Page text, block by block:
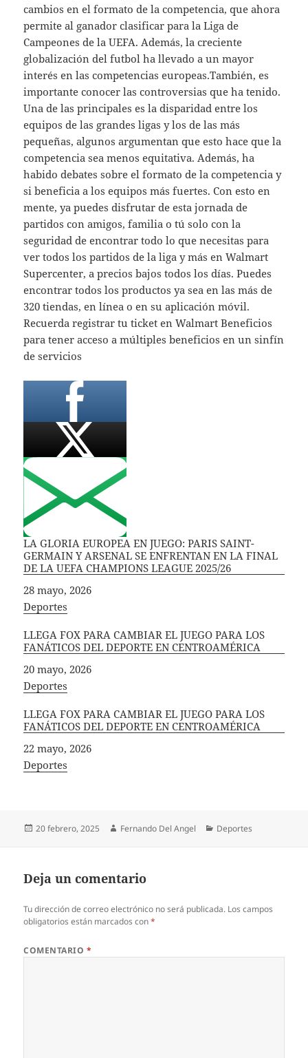
cambios en el formato de la competencia, que ahora
permite al ganador clasificar para la Liga de
Campeones de la UEFA. Además, la creciente
globalización del futbol ha llevado a un mayor
interés en las competencias europeas.También, es
importante conocer las controversias que ha tenido.
Una de las principales es la disparidad entre los
equipos de las grandes ligas y los de las más
pequeñas, algunos argumentan que esto hace que la
competencia sea menos equitativa. Además, ha
habido debates sobre el formato de la competencia y
si beneficia a los equipos más fuertes. Con esto en
mente, ya puedes disfrutar de esta jornada de
partidos con amigos, familia o tú solo con la
seguridad de encontrar todo lo que necesitas para
ver todos los partidos de la liga y más en Walmart
Supercenter, a precios bajos todos los días. Puedes
encontrar todos los productos ya sea en las más de
320 tiendas, en línea o en su aplicación móvil.
Recuerda registrar tu ticket en Walmart Beneficios
para tener acceso a múltiples beneficios en un sinfín
de servicios
LA GLORIA EUROPEA EN JUEGO: PARIS SAINT-
GERMAIN Y ARSENAL SE ENFRENTAN EN LA FINAL
DE LA UEFA CHAMPIONS LEAGUE 2025/26
Fecha
28 mayo, 2026
In relation to
Deportes
LLEGA FOX PARA CAMBIAR EL JUEGO PARA LOS
FANÁTICOS DEL DEPORTE EN CENTROAMÉRICA
Fecha
20 mayo, 2026
In relation to
Deportes
LLEGA FOX PARA CAMBIAR EL JUEGO PARA LOS
FANÁTICOS DEL DEPORTE EN CENTROAMÉRICA
Fecha
22 mayo, 2026
In relation to
Deportes
Publicado
20 febrero, 2025 Autor
Fernando Del Angel Categorías
Deportes
Deja un comentario
Tu dirección de correo electrónico no será publicada. Los campos
obligatorios están marcados con*
COMENTARIO *